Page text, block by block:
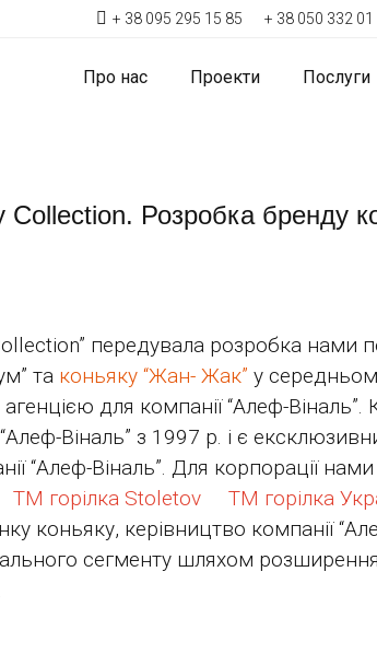
+ 38 095 295 15 85 + 38 050 332 01
Про нас Проекти Послуги
Collection. Розробка бренду
передувала розробка нами
та коньяку “Жан- Жак” у
для компанії “Алеф-Віналь”.
Віналь” з 1997 р. і є
“Алеф-Віналь”. Для корпорації
горілка Stoletov ТМ горілка
коньяку, керівництво компанії
сегменту шляхом розширення